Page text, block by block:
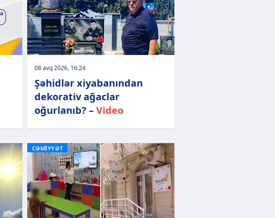
08 avq 2026, 16:24
Şəhidlər xiyabanından
dekorativ ağaclar
oğurlanıb? –Video
CƏMİYYƏT